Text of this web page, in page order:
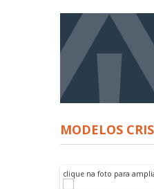
MODELOS
clique na foto para